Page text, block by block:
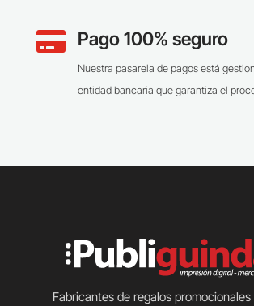
 Pago 100% seguro
Nuestra pasarela de pagos está
entidad bancaria que garantiza el
Fabricantes de regalos